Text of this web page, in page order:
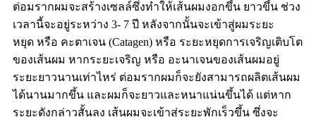
ต่อมรากผมจะสร้างเซลล์ซึ่งทำให้เส้นผมงอกขึ้น ยาวขึ้น ช่วง
เวลานี้จะอยู่ระหว่าง 3- 7 ปี หลังจากนั้นจะเข้าสู่ผมระยะ
หยุด หรือ คะตาเจน (Catagen) หรือ ระยะหยุดการเจริญเติบโต
ของเส้นผม หากระยะเจริญ หรือ อะนาเจนของเส้นผมอยู่
ระยะยาวนานเท่าไหร่ ต่อมรากผมก็จะยังสามารถผลิตเส้นผม
ได้นานมากขึ้น และผมก็จะยาวและหนาแน่นขึ้นได้ แต่หาก
ระยะดังกล่าวสั้นลง เส้นผมจะเข้าสู่ระยะพักเร็วขึ้น ซึ่งจะ